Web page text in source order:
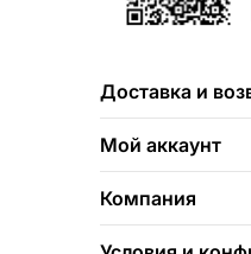
Доставка и
Мой аккаунт
Компания